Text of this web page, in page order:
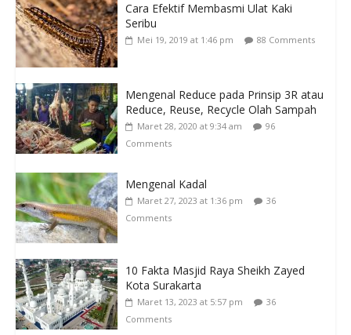
Cara Efektif Membasmi Ulat Kaki
Seribu
Mei 19, 2019 at 1:46 pm 88 Comments
Mengenal Reduce pada Prinsip 3R atau
Reduce, Reuse, Recycle Olah Sampah
Maret 28, 2020 at 9:34 am
96
Comments
Mengenal Kadal
Maret 27, 2023 at 1:36 pm
36
Comments
10 Fakta Masjid Raya Sheikh Zayed
Kota Surakarta
Maret 13, 2023 at 5:57 pm
36
Comments